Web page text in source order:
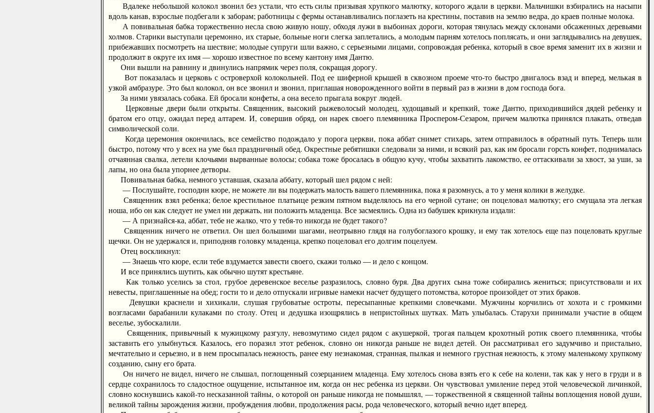
Вдалеке небольшой колокол звонил без устали, что есть силы призывая хрупкого малютку, которого ждали в церкви. Мальчишки взбирались на насыпи
вдоль канав, взрослые подбегали к заборам; работницы с фермы останавливались поглазеть на крестины, поставив на землю ведра, до краев полные молока.
А повивальная бабка торжественно несла свою живую ношу, обходя лужи в выбоинах дороги, которая тянулась между склонами обсаженных деревьями
холмов. Старики выступали церемонно, их старые, больные ноги слегка заплетались, а молодым парням хотелось поплясать, и они заглядывались на девушек,
прибежавших посмотреть на шествие; молодые супруги шли важно, с серьезными лицами, сопровождая ребенка, который в свое время заменит их в жизни и
продолжит в округе их имя — хорошо известное по всему кантону имя Дантю.
Они вышли на равнину и двинулись напрямик через поля, сокращая дорогу.
Вот показалась и церковь с островерхой колокольней. Под ее шиферной крышей в сквозном проеме что-то быстро двигалось взад и вперед, мелькая в
узкой амбразуре. Это был колокол, он все звонил и звонил, приглашая новорожденного войти в первый раз в жизни в дом господа бога.
За ними увязалась собака. Ей бросали конфеты, а она весело прыгала вокруг людей.
Церковные двери были открыты. Священник, высокий рыжеволосый молодец, худощавый и крепкий, тоже Дантю, приходившийся дядей ребенку и
братом его отцу, ожидал перед алтарем. И, совершив обряд, он нарек своего племянника Проспером-Сезаром, причем малютка принялся плакать, отведав
символической соли.
Когда церемония окончилась, все семейство подождало у порога церкви, пока аббат снимет стихарь, затем отправилось в обратный путь. Теперь шли
быстро, потому что у всех на уме был праздничный обед. Окрестные ребятишки следовали за ними, и всякий раз, как им бросали горсть конфет, поднималась
отчаянная свалка, летели клочьями вырванные волосы; собака тоже бросалась в общую кучу, чтобы захватить лакомство, ее оттаскивали за хвост, за уши, за
лапы, но она была упорнее детворы.
Повивальная бабка, немного уставшая, сказала аббату, который шел рядом с ней:
— Послушайте, господин кюре, не можете ли вы подержать малость вашего племянника, пока я разомнусь, а то у меня колики в желудке.
Священник взял ребенка; белое крестильное платьице резким пятном выделялось на его черной сутане; он поцеловал малютку; его смущала эта легкая
ноша, ибо он как следует не умел ни держать, ни положить младенца. Все засмеялись. Одна из бабушек крикнула издали:
— А признайся-ка, аббат, тебе не жалко, что у тебя-то никогда не будет такого?
Священник ничего не ответил. Он шел большими шагами, неотрывно глядя на голубоглазого крошку, и ему так хотелось еще паз поцеловать круглые
щечки. Он не удержался и, приподняв головку младенца, крепко поцеловал его долгим поцелуем.
Отец воскликнул:
— Знаешь что кюре, если тебе вздумается завести своего, скажи только — и дело с концом.
И все принялись шутить, как обычно шутят крестьяне.
Как только уселись за стол, грубое деревенское веселье разразилось, словно буря. Два других сына тоже собирались жениться; присутствовали и их
невесты, приглашенные на обед; гости то и дело отпускали игривые намеки насчет будущего потомства, которое произойдет от этих браков.
Девушки краснели и хихикали, слушая грубоватые остроты, пересыпанные крепкими словечками. Мужчины корчились от хохота и с громкими
возгласами барабанили кулаками по столу. Отец и дедушка изощрялись в непристойных шутках. Мать улыбалась. Старухи принимали участие в общем
веселье, зубоскалили.
Священник, привычный к мужицкому разгулу, невозмутимо сидел рядом с акушеркой, трогая пальцем крохотный ротик своего племянника, чтобы
заставить его улыбнуться. Казалось, его поразил этот ребенок, словно он никогда раньше не видел детей. Он рассматривал его задумчиво и пристально,
мечтательно и серьезно, и в нем просыпалась нежность, ранее ему незнакомая, странная, пылкая и немного грустная нежность, к этому маленькому хрупкому
созданию, сыну его брата.
Он ничего не видел, ничего не слышал, поглощенный созерцанием младенца. Ему хотелось снова взять его к себе на колени, так как у него в груди и в
сердце сохранилось то сладостное ощущение, испытанное им, когда он нес ребенка из церкви. Он чувствовал умиление перед этой человеческой личинкой,
словно коснувшись какой-то несказанной тайны, о которой он раньше никогда не помышлял, — торжественной я священной тайны воплощения новой души,
великой тайны зарождения жизни, пробуждения любви, продолжения расы, рода человеческого, который вечно идет вперед.